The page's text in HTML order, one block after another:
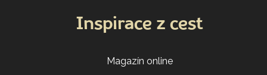
Inspirace z cest
Magazín online